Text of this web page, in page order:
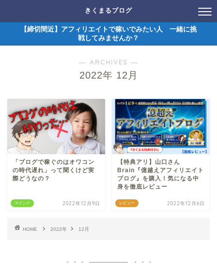
きくまるブログ
【締切間近】アフィリエイトで稼いでみたい人 一緒に挑
戦してみませんか？
― ARCHIVES ―
2022年 12月
マインド
「ブログで稼ぐのはオワコン
の時代遅れ」って聞くけど実
際どうなの？
2022年12月9日 レビュー
【特典アリ】山口さん
Brain『億越えアフィリエイト
ブログ』を購入！気になる中
身を徹底レビュー
2022年12月6日
HOME 2022年 12月